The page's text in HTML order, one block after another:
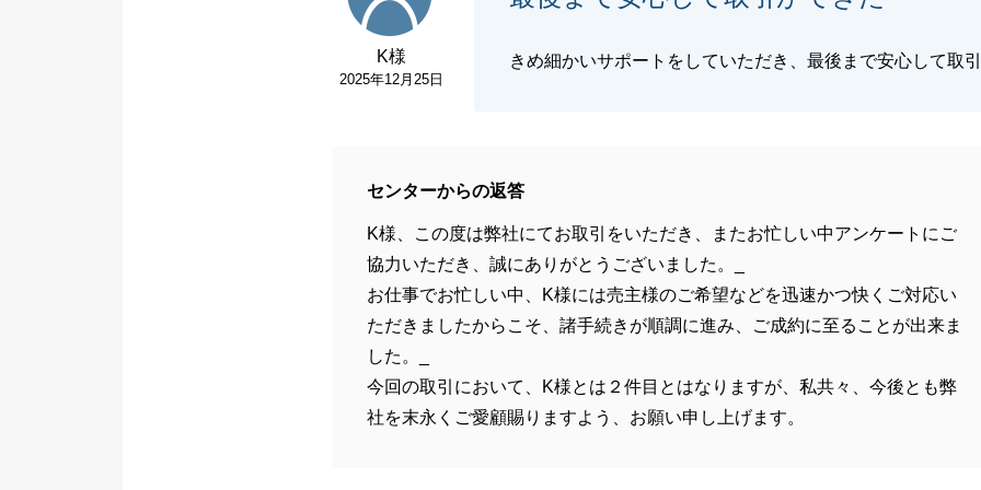
K様
2025年12月25日
きめ細かいサポートをしていただき、最後まで安心して取
センターからの返答
K様、この度は弊社にてお取引をいただき、またお忙しい中アンケートにご
協力いただき、誠にありがとうございました。_
お仕事でお忙しい中、K様には売主様のご希望などを迅速かつ快くご対応い
ただきましたからこそ、諸手続きが順調に進み、ご成約に至ることが出来ま
した。_
今回の取引において、K様とは２件目とはなりますが、私共々、今後とも弊
社を末永くご愛顧賜りますよう、お願い申し上げます。